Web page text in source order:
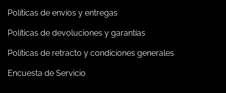
Políticas de envíos y entregas
Políticas de devoluciones y garantías
Políticas de retracto y condiciones generales
Encuesta de Servicio